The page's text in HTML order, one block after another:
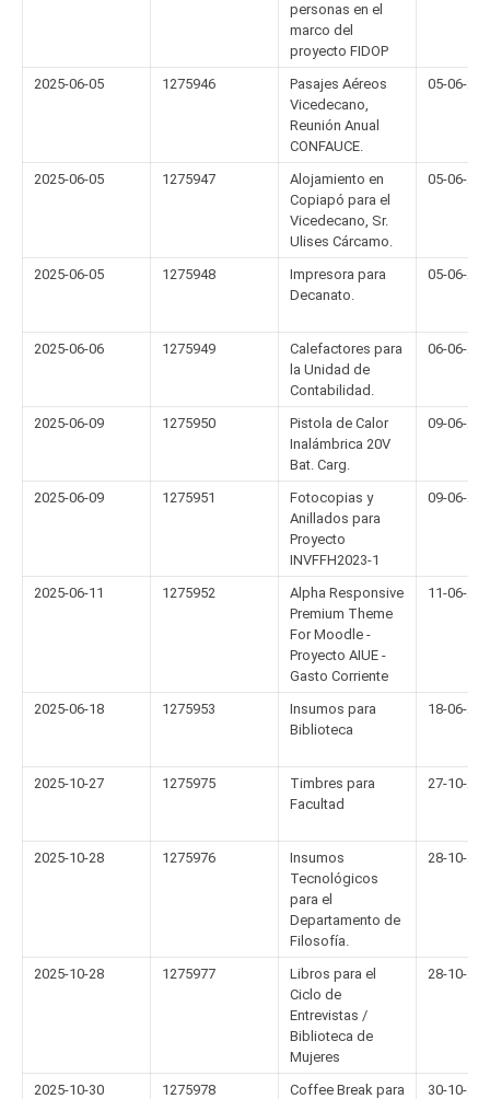
personas en el
marco del
proyecto FIDOP
2025-06-05 1275946
Pasajes Aéreos
Vicedecano,
Reunión Anual
CONFAUCE.
05-06-
2025-06-05 1275947
Alojamiento en
Copiapó para el
Vicedecano, Sr.
Ulises Cárcamo.
05-06-
2025-06-05 1275948
Impresora para
Decanato.
05-06-
2025-06-06 1275949
Calefactores para
la Unidad de
Contabilidad.
06-06-
2025-06-09 1275950
Pistola de Calor
Inalámbrica 20V
Bat. Carg.
09-06-
2025-06-09 1275951
Fotocopias y
Anillados para
Proyecto
INVFFH2023-1
09-06-
2025-06-11 1275952
Alpha Responsive
Premium Theme
For Moodle -
Proyecto AIUE -
Gasto Corriente
11-06-
2025-06-18 1275953
Insumos para
Biblioteca
18-06-
2025-10-27 1275975
Timbres para
Facultad
27-10-
2025-10-28 1275976
Insumos
Tecnológicos
para el
Departamento de
Filosofía.
28-10-
2025-10-28 1275977
Libros para el
Ciclo de
Entrevistas /
Biblioteca de
Mujeres
28-10-
2025-10-30 1275978
Coffee Break para
30-10-